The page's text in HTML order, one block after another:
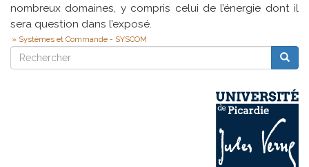
nombreux domaines, y compris celui de l’énergie dont il
sera question dans l’exposé.
Systèmes et Commande - SYSCOM
Rechercher
Rechercher